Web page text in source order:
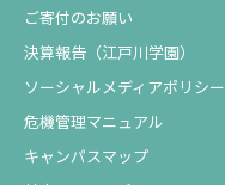
ご寄付のお願い
決算報告（江戸川学園）
ソーシャルメディアポリシー
危機管理マニュアル
キャンパスマップ